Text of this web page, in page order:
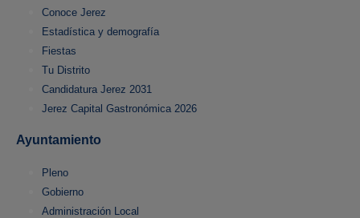
Conoce Jerez
Estadística y demografía
Fiestas
Tu Distrito
Candidatura Jerez 2031
Jerez Capital Gastronómica 2026
Ayuntamiento
Pleno
Gobierno
Administración Local